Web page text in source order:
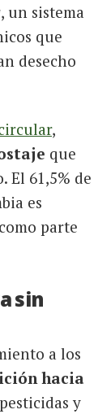
, un sistema
que
desecho
,
que
61,5% de
es
parte
sin
a los
hacia
y